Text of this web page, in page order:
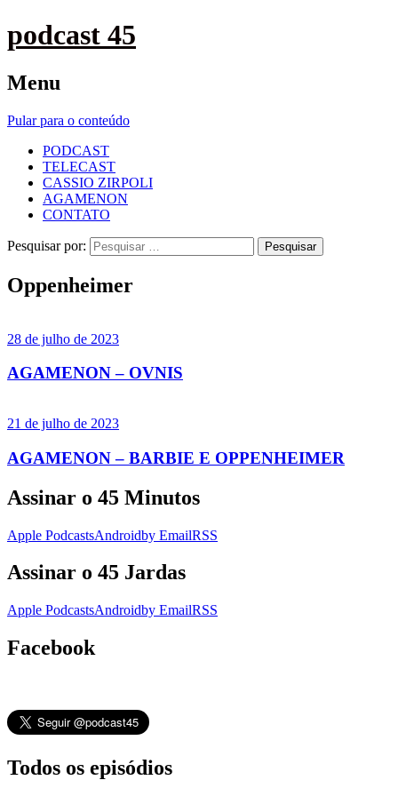
podcast 45
Menu
Pular para o conteúdo
PODCAST
TELECAST
CASSIO ZIRPOLI
AGAMENON
CONTATO
Pesquisar por:
Oppenheimer
28 de julho de 2023
AGAMENON – OVNIS
21 de julho de 2023
AGAMENON – BARBIE E OPPENHEIMER
Assinar o 45 Minutos
Apple PodcastsAndroidby EmailRSS
Assinar o 45 Jardas
Apple PodcastsAndroidby EmailRSS
Facebook
Todos os episódios